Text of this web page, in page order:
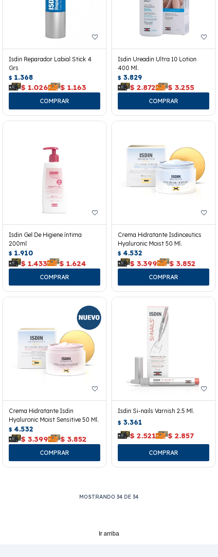
Isdin Reparador Labial Stick 4
Grs
$ 1.368
$ 1.026 $ 1.163
Isdin Ureadin Ultra 10 Lotion
400 Ml.
$ 3.829
$ 2.872 $ 3.255
Isdin Gel De Higiene íntima
200ml
$ 1.910
$ 1.433 $ 1.624
Crema Hidratante Isdinceutics
Hyaluronic Moist 50 Ml.
$ 4.532
$ 3.399 $ 3.852
Crema Hidratante Isdin
Hyaluronic Moist Sensitive 50 Ml.
$ 4.532
$ 3.399 $ 3.852
Isdin Si-nails Varnish 2.5 Ml.
$ 3.361
$ 2.521 $ 2.857
MOSTRANDO 34 DE 34
Ir arriba